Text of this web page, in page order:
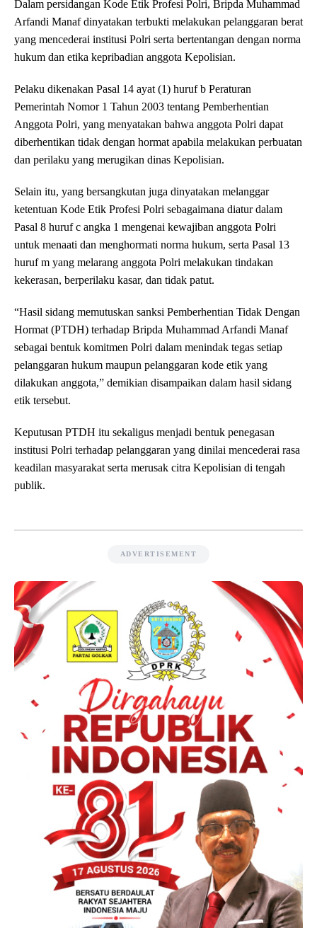
Dalam persidangan Kode Etik Profesi Polri, Bripda Muhammad
Arfandi Manaf dinyatakan terbukti melakukan pelanggaran berat
yang mencederai institusi Polri serta bertentangan dengan norma
hukum dan etika kepribadian anggota Kepolisian.
Pelaku dikenakan Pasal 14 ayat (1) huruf b Peraturan
Pemerintah Nomor 1 Tahun 2003 tentang Pemberhentian
Anggota Polri, yang menyatakan bahwa anggota Polri dapat
diberhentikan tidak dengan hormat apabila melakukan perbuatan
dan perilaku yang merugikan dinas Kepolisian.
Selain itu, yang bersangkutan juga dinyatakan melanggar
ketentuan Kode Etik Profesi Polri sebagaimana diatur dalam
Pasal 8 huruf c angka 1 mengenai kewajiban anggota Polri
untuk menaati dan menghormati norma hukum, serta Pasal 13
huruf m yang melarang anggota Polri melakukan tindakan
kekerasan, berperilaku kasar, dan tidak patut.
“Hasil sidang memutuskan sanksi Pemberhentian Tidak Dengan
Hormat (PTDH) terhadap Bripda Muhammad Arfandi Manaf
sebagai bentuk komitmen Polri dalam menindak tegas setiap
pelanggaran hukum maupun pelanggaran kode etik yang
dilakukan anggota,” demikian disampaikan dalam hasil sidang
etik tersebut.
Keputusan PTDH itu sekaligus menjadi bentuk penegasan
institusi Polri terhadap pelanggaran yang dinilai mencederai rasa
keadilan masyarakat serta merusak citra Kepolisian di tengah
publik.
ADVERTISEMENT